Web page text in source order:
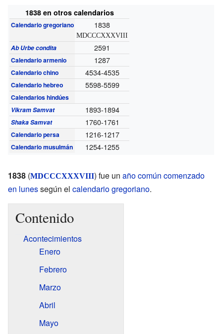
1838 en otros calendarios
Calendario gregoriano 1838
MDCCCXXXVIII
Ab Urbe condita 2591
Calendario armenio 1287
Calendario chino 4534-4535
Calendario hebreo 5598-5599
Calendarios hindúes
Vikram Samvat
1893-1894
Shaka Samvat 1760-1761
Calendario persa 1216-1217
Calendario musulmán 1254-1255
1838 (MDCCCXXXVIII) fue un año común comenzado
en lunessegún el calendario gregoriano.
Contenido
Acontecimientos
Enero
Febrero
Marzo
Abril
Mayo